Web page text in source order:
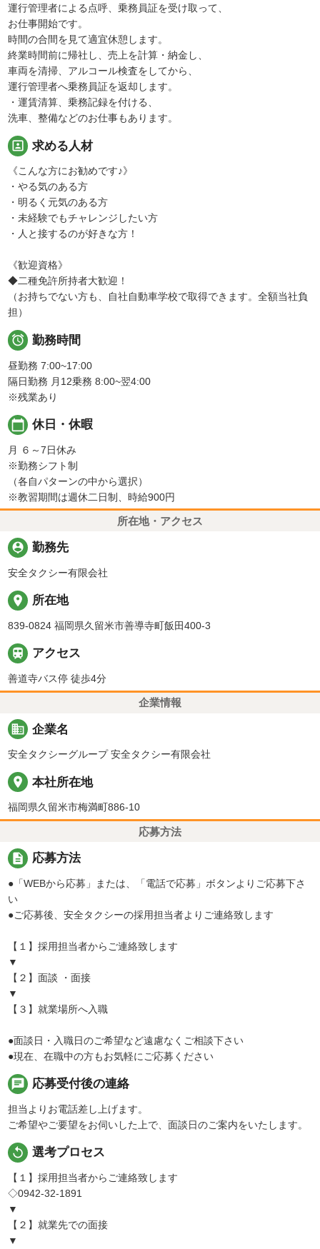
運行管理者による点呼、乗務員証を受け取って、
お仕事開始です。
時間の合間を見て適宜休憩します。
終業時間前に帰社し、売上を計算・納金し、
車両を清掃、アルコール検査をしてから、
運行管理者へ乗務員証を返却します。
・運賃清算、乗務記録を付ける、
洗車、整備などのお仕事もあります。
portrait 求める人材
《こんな方にお勧めです♪》
・やる気のある方
・明るく元気のある方
・未経験でもチャレンジしたい方
・人と接するのが好きな方！
《歓迎資格》
◆二種免許所持者大歓迎！
（お持ちでない方も、自社自動車学校で取得できます。全額当社負
担）
 勤務時間
昼勤務 7:00~17:00
隔日勤務 月12乗務 8:00~翌4:00
※残業あり
calendar_today 休日・休暇
月 ６～7日休み
※勤務シフト制
（各自パターンの中から選択）
※教習期間は週休二日制、時給900円
所在地・アクセス
person_pin 勤務先
安全タクシー有限会社
place 所在地
839-0824 福岡県久留米市善導寺町飯田400-3
 アクセス
善道寺バス停 徒歩4分
企業情報
business 企業名
安全タクシーグループ 安全タクシー有限会社
place 本社所在地
福岡県久留米市梅満町886-10
応募方法
description 応募方法
●「WEBから応募」または、「電話で応募」ボタンよりご応募下さ
い
●ご応募後、安全タクシーの採用担当者よりご連絡致します
【１】採用担当者からご連絡致します
▼
【２】面談 ・面接
▼
【３】就業場所へ入職
●面談日・入職日のご希望など遠慮なくご相談下さい
●現在、在職中の方もお気軽にご応募ください
chat 応募受付後の連絡
担当よりお電話差し上げます。
ご希望やご要望をお伺いした上で、面談日のご案内をいたします。
replay 選考プロセス
【１】採用担当者からご連絡致します
◇0942-32-1891
▼
【２】就業先での面接
▼